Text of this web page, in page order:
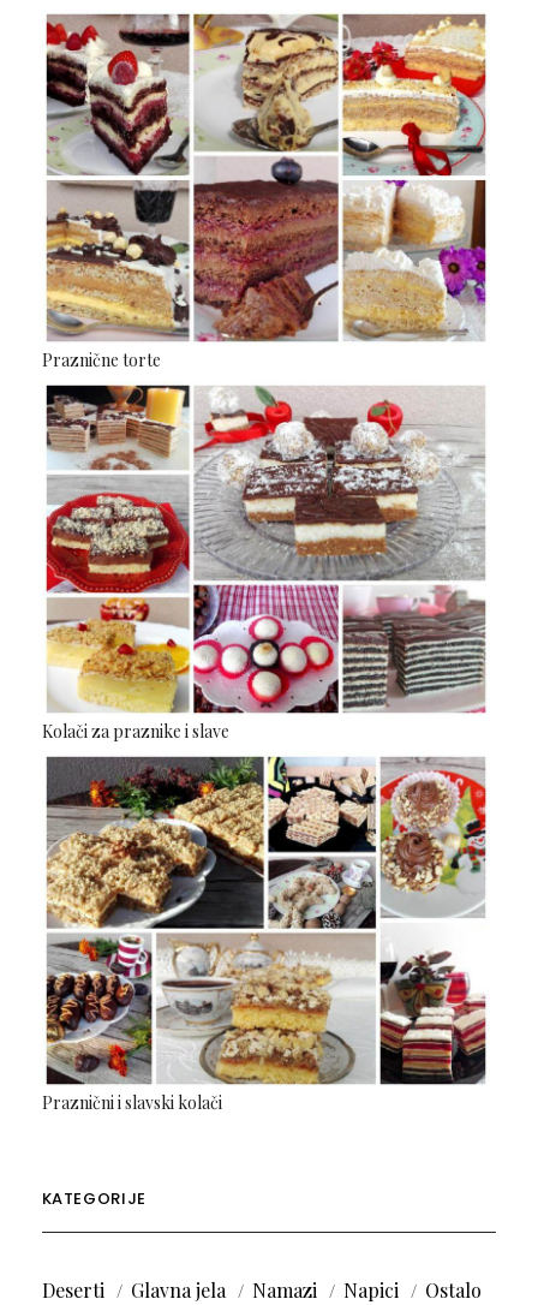
Praznične torte
Kolači za praznike i slave
Praznični i slavski kolači
KATEGORIJE
Deserti Glavna jela Namazi Napici
Ostalo